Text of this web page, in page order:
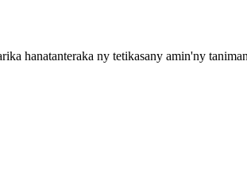
hanatanteraka ny tetikasany amin'ny